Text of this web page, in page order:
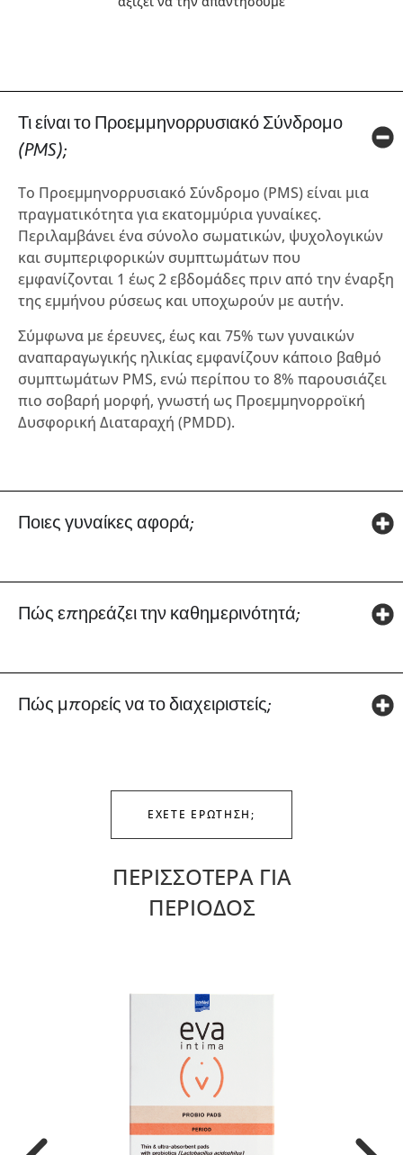
Τι είναι το Προεμμηνορρυσιακό Σύνδρομο
(PMS);
To Προεμμηνορρυσιακό Σύνδρομο (PMS) είναι μια
πραγματικότητα για εκατομμύρια γυναίκες.
Περιλαμβάνει ένα σύνολο σωματικών, ψυχολογικών
και συμπεριφορικών συμπτωμάτων που
εμφανίζονται 1 έως 2 εβδομάδες πριν από την έναρξη
της εμμήνου ρύσεως και υποχωρούν με αυτήν.
Σύμφωνα με έρευνες, έως και 75% των γυναικών
αναπαραγωγικής ηλικίας εμφανίζουν κάποιο βαθμό
συμπτωμάτων PMS, ενώ περίπου το 8% παρουσιάζει
πιο σοβαρή μορφή, γνωστή ως Προεμμηνορροϊκή
Δυσφορική Διαταραχή (PMDD).
Ποιες γυναίκες αφορά;
Πώς επηρεάζει την καθημερινότητά;
Πώς μπορείς να το διαχειριστείς;
ΕΧΕΤΕ ΕΡΩΤΗΣΗ;
ΠΕΡΙΣΣΟΤΕΡΑ ΓΙΑ
ΠΕΡΙΟΔΟΣ